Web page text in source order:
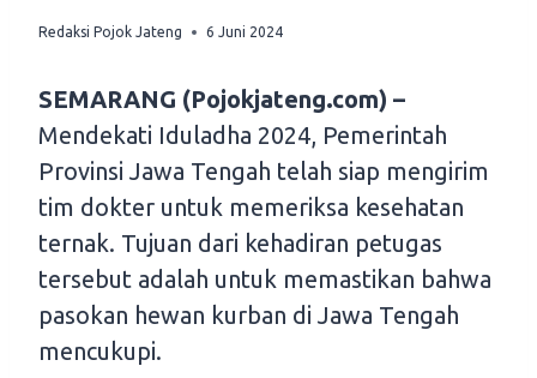
Redaksi Pojok Jateng 6 Juni 2024
SEMARANG (Pojokjateng.com) –
Mendekati Iduladha 2024, Pemerintah
Provinsi Jawa Tengah telah siap mengirim
tim dokter untuk memeriksa kesehatan
ternak. Tujuan dari kehadiran petugas
tersebut adalah untuk memastikan bahwa
pasokan hewan kurban di Jawa Tengah
mencukupi.